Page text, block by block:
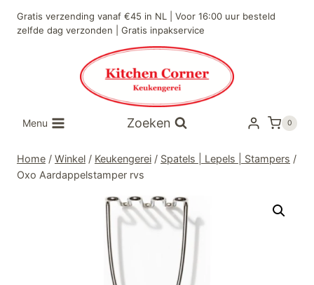
naar
Gratis verzending vanaf €45 in NL | Voor 16:00 uur besteld
zelfde dag verzonden | Gratis inpakservice
Menu Zoeken 0
Home / Winkel / Keukengerei / Spatels | Lepels | Stampers /
Oxo Aardappelstamper rvs